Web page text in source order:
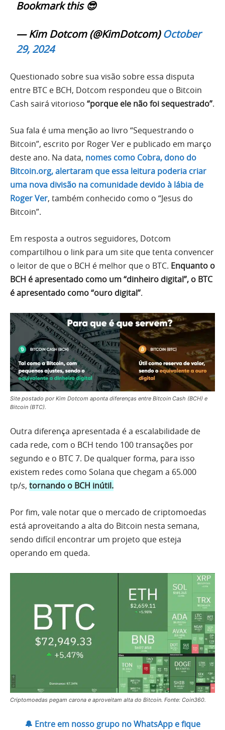
Bookmark this 😎
— Kim Dotcom (@KimDotcom)October
29, 2024
Questionado sobre sua visão sobre essa disputa
entre BTC e BCH, Dotcom respondeu que o Bitcoin
Cash sairá vitorioso “porque ele não foi sequestrado”.
Sua fala é uma menção ao livro “Sequestrando o
Bitcoin”, escrito por Roger Ver e publicado em março
deste ano. Na data, nomes como Cobra, dono do
Bitcoin.org, alertaram que essa leitura poderia criar
uma nova divisão na comunidade devido à lábia de
Roger Ver, também conhecido como o “Jesus do
Bitcoin”.
Em resposta a outros seguidores, Dotcom
compartilhou o link para um site que tenta convencer
o leitor de que o BCH é melhor que o BTC. Enquanto o
BCH é apresentado como um “dinheiro digital”, o BTC
é apresentado como “ouro digital”.
Site postado por Kim Dotcom aponta diferenças entre Bitcoin Cash (BCH) e
Bitcoin (BTC).
Outra diferença apresentada é a escalabilidade de
cada rede, com o BCH tendo 100 transações por
segundo e o BTC 7. De qualquer forma, para isso
existem redes como Solana que chegam a 65.000
tp/s, tornando o BCH inútil.
Por fim, vale notar que o mercado de criptomoedas
está aproveitando a alta do Bitcoin nesta semana,
sendo difícil encontrar um projeto que esteja
operando em queda.
Criptomoedas pegam carona e aproveitam alta do Bitcoin. Fonte: Coin360.
🔔 Entre em nosso grupo no WhatsApp e fique